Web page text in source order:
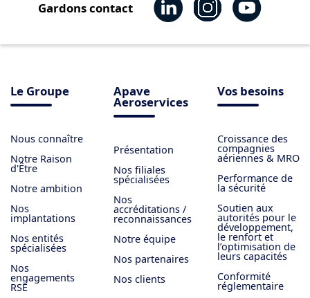
Gardons contact
Le Groupe
Nous connaître
Notre Raison
d'Être
Notre ambition
Nos
implantations
Nos entités
spécialisées
Nos
engagements
RSE
Apave
Aeroservices
Présentation
Nos filiales
spécialisées
Nos
accréditations /
reconnaissances
Notre équipe
Nos partenaires
Nos clients
Vos besoins
Croissance des
compagnies
aériennes & MRO
Performance de
la sécurité
Soutien aux
autorités pour le
développement,
le renfort et
l’optimisation de
leurs capacités
Conformité
réglementaire